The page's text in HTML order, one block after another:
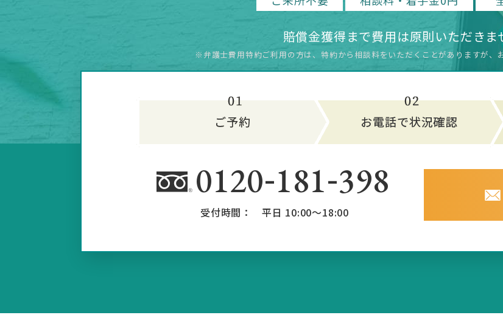
賠償金獲得まで費用は原則いただきま
※弁護士費用特約ご利用の方は、特約から相談料をいただく ことがありますが、
0120-181-398
受付時間： 平日 10:00～18:00